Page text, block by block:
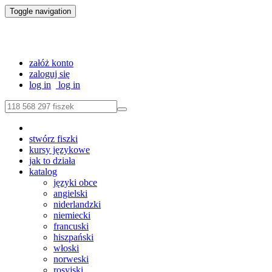
Toggle navigation
załóż konto
zaloguj się
log in
log in
stwórz fiszki
kursy językowe
jak to działa
katalog
języki obce
angielski
niderlandzki
niemiecki
francuski
hiszpański
włoski
norweski